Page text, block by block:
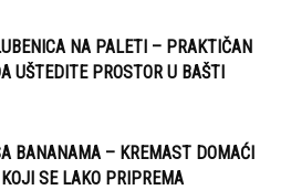
NA PALETI – PRAKTIČAN
UŠTEDITE PROSTOR U BAŠTI
BANANAMA – KREMAST DOMAĆI
SE LAKO PRIPREMA